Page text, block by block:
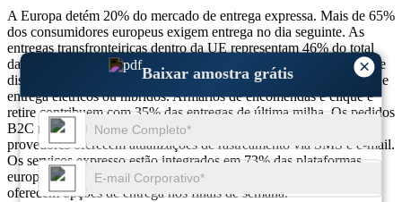
×
Baixar amostra grátis
A Europa detém 20% do mercado de entrega expressa. Mais de 65%
dos consumidores europeus exigem entrega no dia seguinte. As
entregas transfronteiriças dentro da UE representam 46% do total
das remessas. A automação está implantada em 61% dos centros de
distribuição. 58% dos fornecedores de logística utilizam veículos de
entrega elétricos ou híbridos. Armários de encomendas e clique e
retire contribuem com 35% das entregas de última milha. Os pedidos
B2C representam 60%, enquanto o B2B cobre 30%. 66% dos
provedores oferecem atualizações de rastreamento via SMS e e-mail.
Os serviços expresso estão integrados em 73% das plataformas
europeias de comércio eletrónico. 42% dos fornecedores agora
oferecem opções de entrega nos finais de semana.